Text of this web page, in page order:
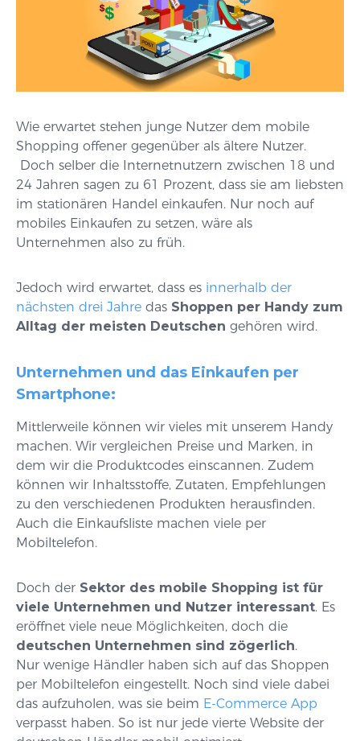
Wie erwartet stehen junge Nutzer dem mobile
Shopping offener gegenüber als ältere Nutzer.
Doch selber die Internetnutzern zwischen 18 und
24 Jahren sagen zu 61 Prozent, dass sie am liebsten
im stationären Handel einkaufen. Nur noch auf
mobiles Einkaufen zu setzen, wäre als
Unternehmen also zu früh.
Jedoch wird erwartet, dass es innerhalb der
nächsten drei Jahre das Shoppen per Handy zum
Alltag der meisten Deutschen gehören wird.
Unternehmen und das Einkaufen per
Smartphone:
Mittlerweile können wir vieles mit unserem Handy
machen. Wir vergleichen Preise und Marken, in
dem wir die Produktcodes einscannen. Zudem
können wir Inhaltsstoffe, Zutaten, Empfehlungen
zu den verschiedenen Produkten herausfinden.
Auch die Einkaufsliste machen viele per
Mobiltelefon.
Doch der Sektor des mobile Shopping ist für
viele Unternehmen und Nutzer interessant. Es
eröffnet viele neue Möglichkeiten, doch die
deutschen Unternehmen sind zögerlich.
Nur wenige Händler haben sich auf das Shoppen
per Mobiltelefon eingestellt. Noch sind viele dabei
das aufzuholen, was sie beim E-Commerce App
verpasst haben. So ist nur jede vierte Website der